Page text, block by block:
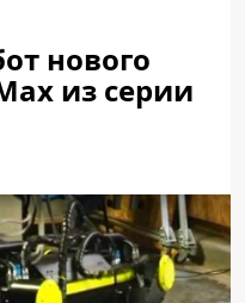
нового
из серии